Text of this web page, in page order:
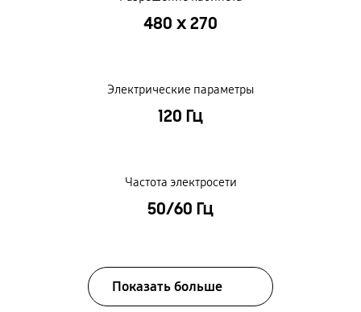
480 x 270
Электрические параметры
120 Гц
Частота электросети
50/60 Гц
Показать больше